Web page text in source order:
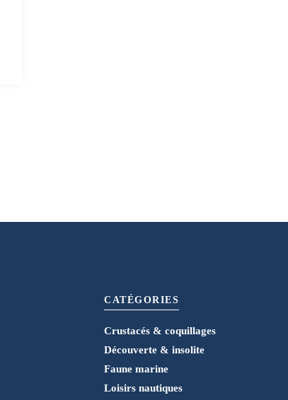
CATÉGORIES
Crustacés & coquillages
Découverte & insolite
Faune marine
Loisirs nautiques